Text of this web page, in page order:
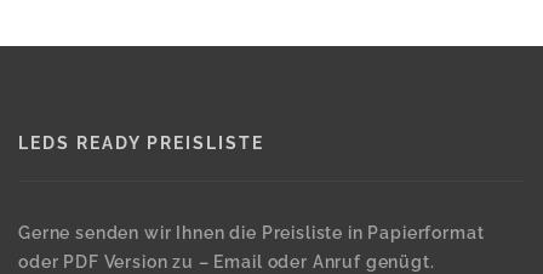
LEDS READY PREISLISTE
Gerne senden wir Ihnen die Preisliste in Papierformat
oder PDF Version zu – Email oder Anruf genügt.